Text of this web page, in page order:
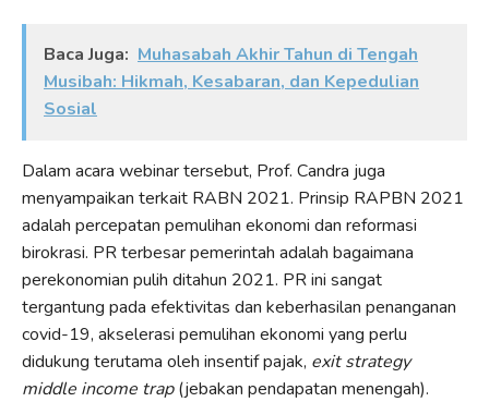
Baca Juga: Muhasabah Akhir Tahun di Tengah
Musibah: Hikmah, Kesabaran, dan Kepedulian
Sosial
Dalam acara webinar tersebut, Prof. Candra juga
menyampaikan terkait RABN 2021. Prinsip RAPBN 2021
adalah percepatan pemulihan ekonomi dan reformasi
birokrasi. PR terbesar pemerintah adalah bagaimana
perekonomian pulih ditahun 2021. PR ini sangat
tergantung pada efektivitas dan keberhasilan penanganan
covid-19, akselerasi pemulihan ekonomi yang perlu
didukung terutama oleh insentif pajak, exit strategy
middle income trap(jebakan pendapatan menengah).